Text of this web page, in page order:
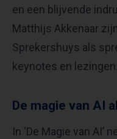
en een blijvende
Matthijs Akkenaar
Sprekershuys als
keynotes en lezingen.
De magie van AI
In ‘De Magie van AI’